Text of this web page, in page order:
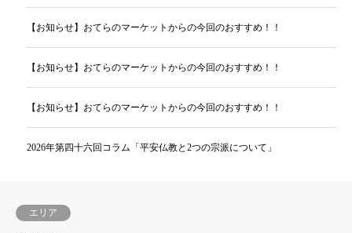
【お知らせ】おてらのマーケットからの今回のおすすめ！！
【お知らせ】おてらのマーケットからの今回のおすすめ！！
【お知らせ】おてらのマーケットからの今回のおすすめ！！
2026年第四十六回コラム「平安仏教と2つの宗派について」
エリア